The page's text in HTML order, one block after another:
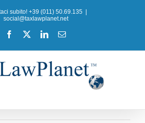
subito! +39 (011) 50.69.135
social@taxlawplanet.net
Facebook LinkedInEmail